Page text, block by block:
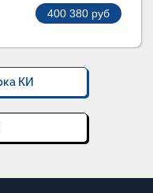
400 380 руб
КИ